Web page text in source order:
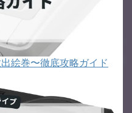
絵巻〜徹底攻略ガイド